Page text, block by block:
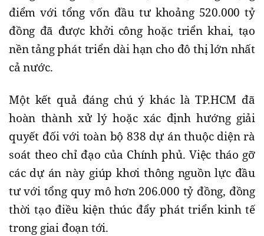
điểm với tổng vốn đầu tư khoảng 520.000 tỷ
đồng đã được khởi công hoặc triển khai, tạo
nền tảng phát triển dài hạn cho đô thị lớn nhất
cả nước.
Một kết quả đáng chú ý khác là TP.HCM đã
hoàn thành xử lý hoặc xác định hướng giải
quyết đối với toàn bộ 838 dự án thuộc diện rà
soát theo chỉ đạo của Chính phủ. Việc tháo gỡ
các dự án này giúp khơi thông nguồn lực đầu
tư với tổng quy mô hơn 206.000 tỷ đồng, đồng
thời tạo điều kiện thúc đẩy phát triển kinh tế
trong giai đoạn tới.